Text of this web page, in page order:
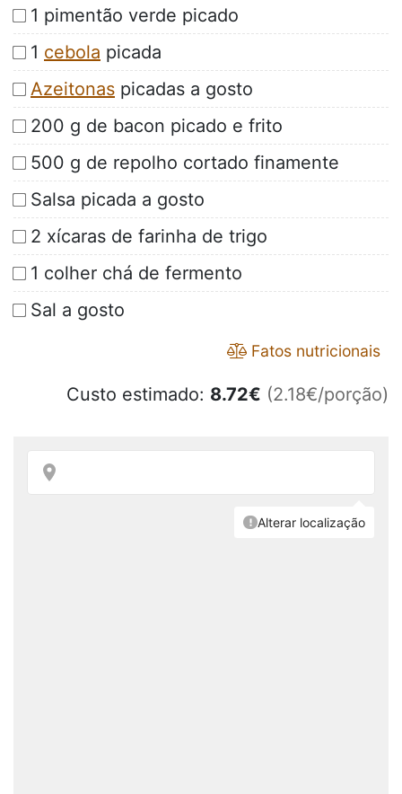
1 pimentão verde picado
1 cebola picada
Azeitonas picadas a gosto
200 g de bacon picado e frito
500 g de repolho cortado finamente
Salsa picada a gosto
2 xícaras de farinha de trigo
1 colher chá de fermento
Sal a gosto
Fatos nutricionais
Custo estimado: 8.72€ (2.18€/porção)